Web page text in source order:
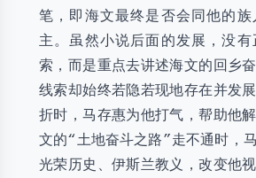
笔，即海文最终是否会同他的
主。虽然小说后面的发展，没
索，而是重点去讲述海文的回乡
线索却始终若隐若现地存在并发
折时，马存惠为他打气，帮助他
文的“土地奋斗之路”走不通时，
光荣历史、伊斯兰教义，改变他